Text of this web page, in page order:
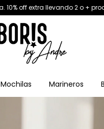
2 o + productos 3 y 6
Mochilas Marineros